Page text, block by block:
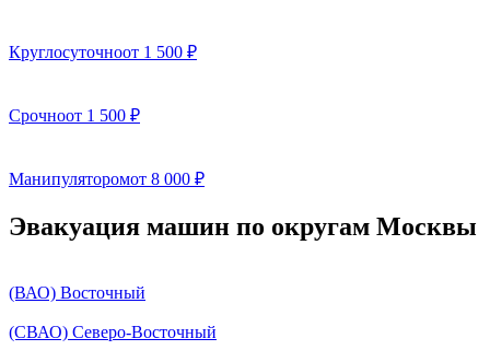
Круглосуточноот 1 500 ₽
Срочноот 1 500 ₽
Манипуляторомот 8 000 ₽
Эвакуация машин по округам Москвы
(ВАО) Восточный
(СВАО) Северо-Восточный